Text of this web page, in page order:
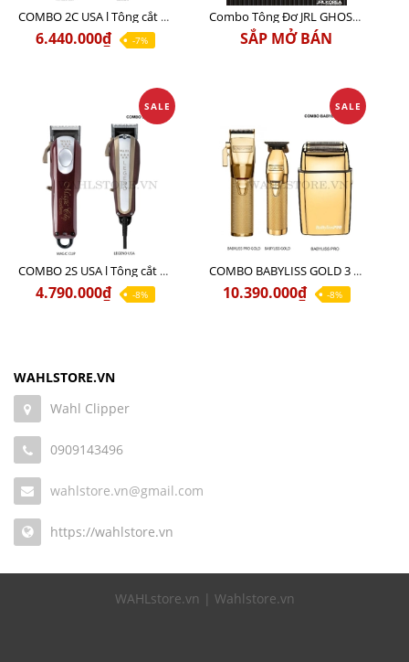
COMBO 2C USA l Tông cắt Senior + Tông cắt Magic clip
6.440.000₫ -7%
Combo Tông Đơ JRL GHOST 3 Limited Edition Chính Hãng USA
SẮP MỞ BÁN
SALE
COMBO 2S USA l Tông cắt LEGEND USA CÓ DÂY 220V + Tông pin MAGIC CLIP
4.790.000₫ -8%
SALE
COMBO BABYLISS GOLD 3 cao cấp chính hãng
10.390.000₫ -8%
WAHLSTORE.VN
Wahl Clipper
0909143496
wahlstore.vn@gmail.com
https://wahlstore.vn
WAHLstore.vn | Wahlstore.vn